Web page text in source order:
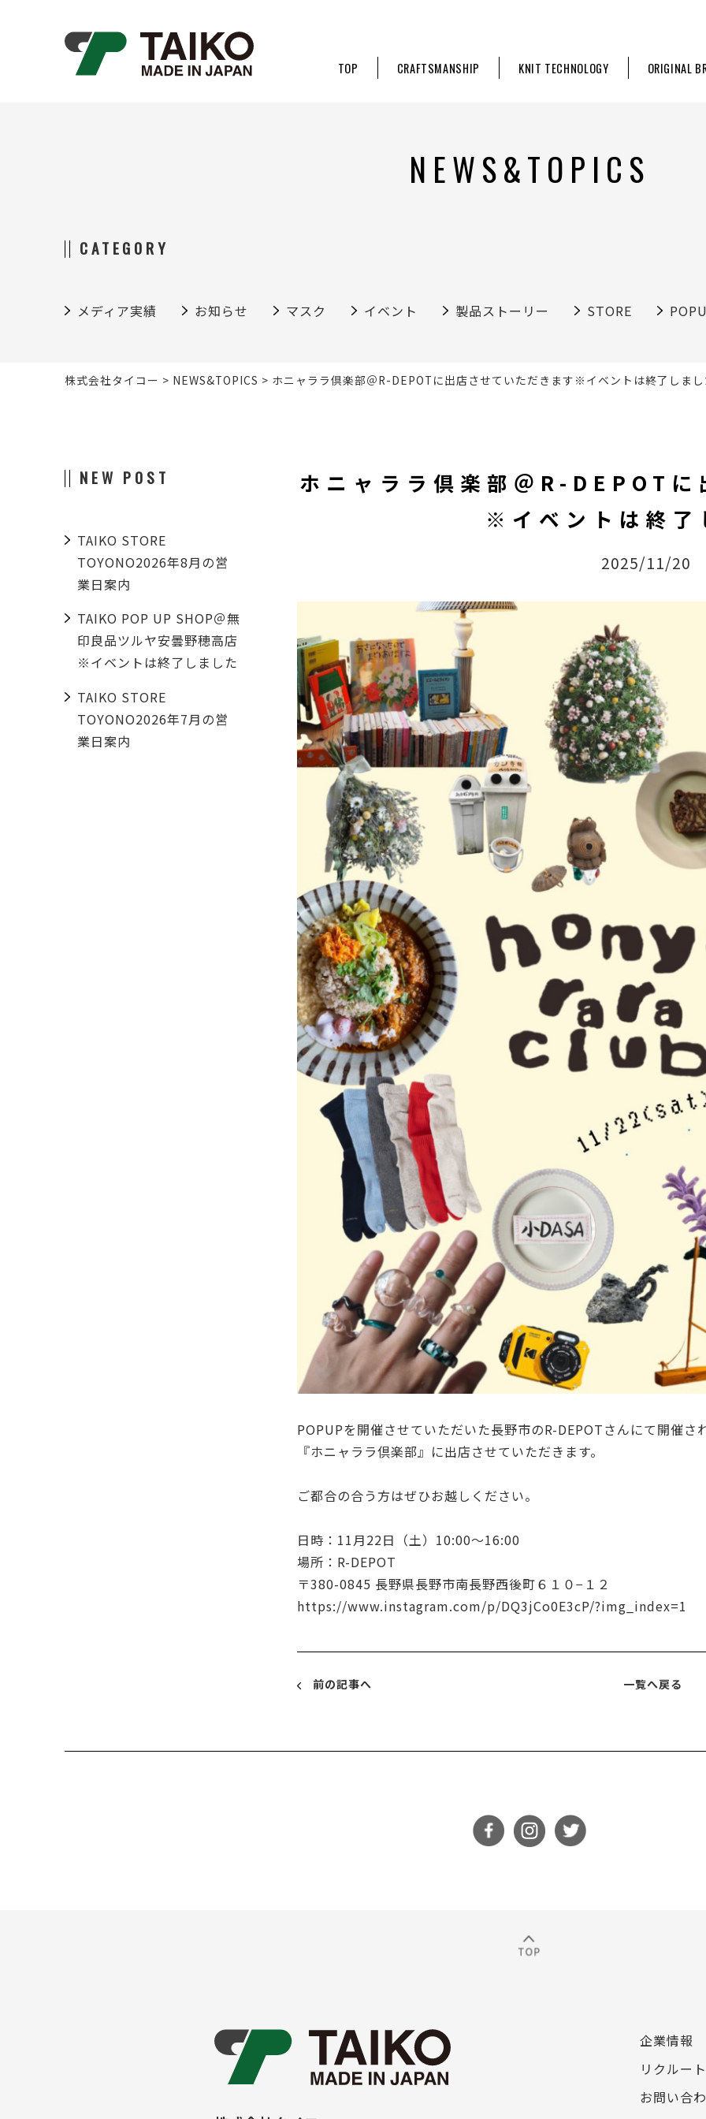
TOP CRAFTSMANSHIP KNIT TECHNOLOGY ORIGINAL
NEWS&TOPICS
CATEGORY
メディア実績 お知らせ マスク イベント 製品ストーリー STORE
株式会社タイコー > NEWS&TOPICS > ホニャララ倶楽部＠R-DEPOTに出店させていただきます※イベントは終了しま
ホニャララ倶楽部＠R-DEPOT
※イベントは終了
2025/11/20
POPUPを開催させていただいた長野市のR-DEPOTさんにて開催さ
『ホニャララ倶楽部』に出店させていただきます。
ご都合の合う方はぜひお越しください。
日時：11月22日（土）10:00〜16:00
場所：R-DEPOT
〒380-0845 長野県長野市南長野西後町６１０−１２
https://www.instagram.com/p/DQ3jCo0E3cP/?img_index=1
前の記事へ 一覧へ戻る
NEW POST
TAIKO STORE
TOYONO2026年8月の営
業日案内
TAIKO POP UP SHOP＠無
印良品ツルヤ安曇野穂高店
※イベントは終了しました
TAIKO STORE
TOYONO2026年7月の営
業日案内
企業情報
リクルート
お問い合